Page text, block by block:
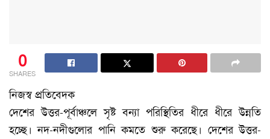
0
SHARES
নিজস্ব প্রতিবেদক
দেশের উত্তর-পূর্বাঞ্চলে সৃষ্ট বন্যা পরিস্থিতির ধীরে ধীরে উন্নতি
হচ্ছে। নদ-নদীগুলোর পানি কমতে শুরু করেছে। দেশের উত্তর-